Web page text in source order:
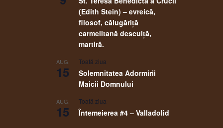
(Edith Stein) – evreică,
filosof, călugăriţă
carmelitană desculţă,
martiră.
AUG.
15
Toată ziua
Solemnitatea Adormirii
Maicii Domnului
AUG.
15
Toată ziua
Întemeierea #4 – Valladolid